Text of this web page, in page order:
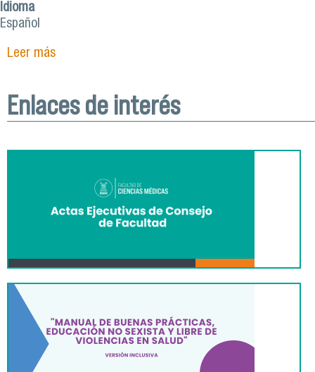
Idioma
Español
Leer mássobre Guía de recomendaciones, seminario
Enlaces de interés